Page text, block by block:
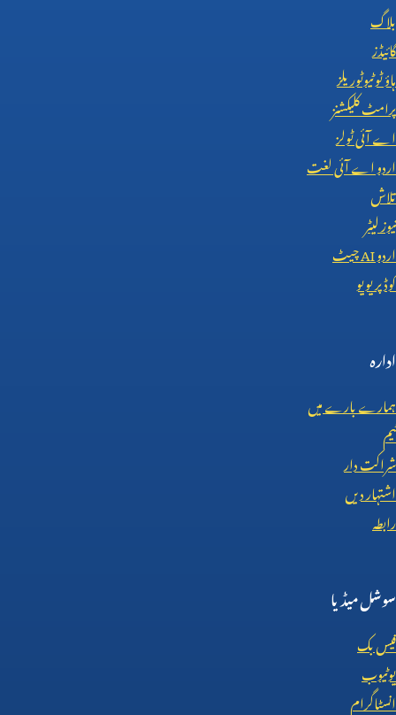
بلاگ
گائیڈز
ہاؤ ٹو ٹیوٹوریلز
پرامٹ کلیکشنز
اے آئی ٹولز
اردو اے آئی لغت
تلاش
نیوز لیٹر
اردوAIچیٹ
کوڈ پریویو
ادارہ
ہمارے بارے میں
ٹیم
شراکت دار
اشتہار دیں
رابطہ
سوشل میڈیا
فیس بک
یوٹیوب
انسٹاگرام